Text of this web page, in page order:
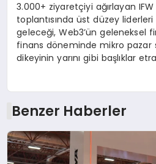
3.000+ ziyaretçiyi ağırlayan
toplantısında üst düzey liderleri
geleceği, Web3’ün geleneksel
finans döneminde mikro
dikeyinin yarını gibi başlıklar
Benzer Haberler